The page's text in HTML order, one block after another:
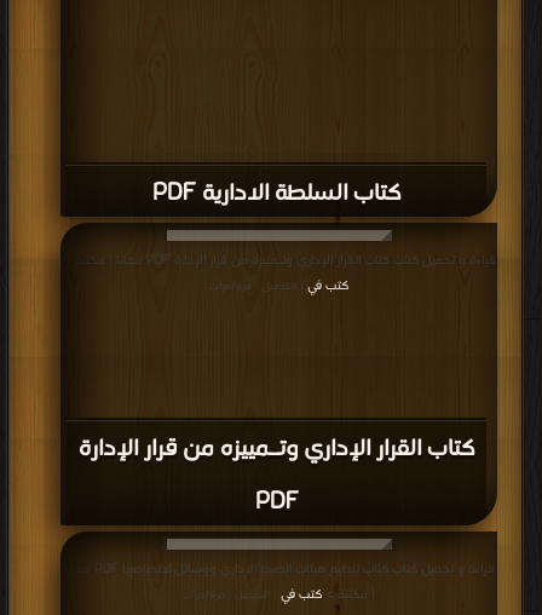
كتاب السلطة الادارية PDF
كتاب القرار الإداري وتـمييزه من قرار الإدارة
PDF
قراءة و تحميل كتاب كتاب القرار الإداري وتـمييزه من قرار الإدارة PDF مجانا | مكتبة >
كتب في
| التحميل : مرة/مرات
| مكتبة > كتب في | التحميل : مرة/مرات